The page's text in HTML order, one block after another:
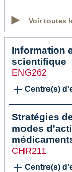
Voir toutes
Information
scientifique
ENG262
Centre(s)
Stratégies
modes
CHR211
Centre(s)